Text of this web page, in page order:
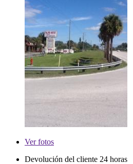
Verfotos
Devolución del cliente 24 horas